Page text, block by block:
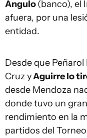
Angulo(banco), el
afuera, por una
entidad.
Desde que
Cruz yAguirre lo
desde Mendoza
donde tuvo un
rendimiento en la
partidos del